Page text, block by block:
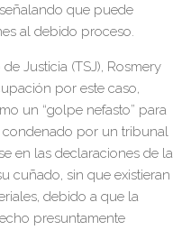
que puede
al debido proceso.
Justicia (TSJ), Rosmery
por este caso,
un “golpe nefasto” para
condenado por un tribunal
en las declaraciones de la
cuñado, sin que existieran
debido a que la
presuntamente